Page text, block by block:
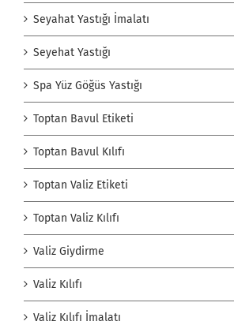
Seyahat Yastığı İmalatı
Seyehat Yastığı
Spa Yüz Göğüs Yastığı
Toptan Bavul Etiketi
Toptan Bavul Kılıfı
Toptan Valiz Etiketi
Toptan Valiz Kılıfı
Valiz Giydirme
Valiz Kılıfı
Valiz Kılıfı İmalatı